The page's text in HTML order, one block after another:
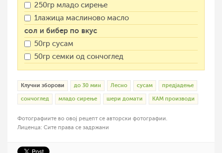
250гр младо сирење
1лажица маслиново масло
сол и бибер по вкус
50гр сусам
50гр семки од сончоглед
Клучни зборови до 30 мин Лесно сусам предјадење
сончоглед младо сирење шери домати КАМ производи
Фотографиите во овој рецепт се авторски фотографии.
Лиценца: Сите права се задржани